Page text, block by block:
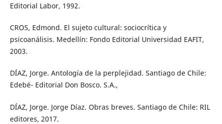
Editorial Labor, 1992.
CROS, Edmond. El sujeto cultural: sociocrítica y
psicoanálisis. Medellín: Fondo Editorial Universidad EAFIT,
2003.
DÍAZ, Jorge. Antología de la perplejidad. Santiago de Chile:
Edebé- Editorial Don Bosco. S.A.,
DÍAZ, Jorge. Jorge Díaz. Obras breves. Santiago de Chile: RIL
editores, 2017.